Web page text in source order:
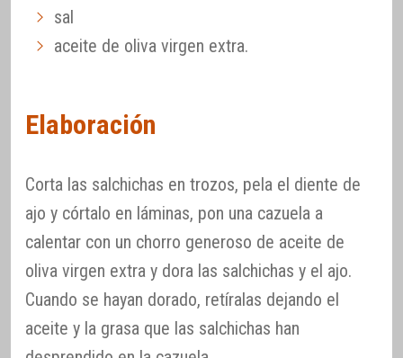
sal
aceite de oliva virgen extra.
Elaboración
Corta las salchichas en trozos, pela el diente de
ajo y córtalo en láminas, pon una cazuela a
calentar con un chorro generoso de aceite de
oliva virgen extra y dora las salchichas y el ajo.
Cuando se hayan dorado, retíralas dejando el
aceite y la grasa que las salchichas han